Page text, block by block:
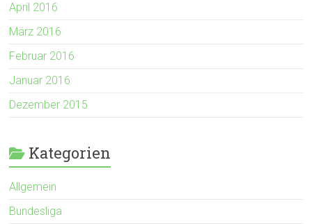
April 2016
März 2016
Februar 2016
Januar 2016
Dezember 2015
Kategorien
Allgemein
Bundesliga